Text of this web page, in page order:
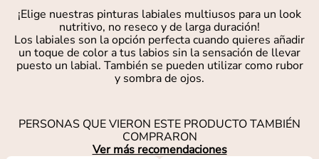
¡Elige nuestras pinturas labiales multiusos para un look
nutritivo, no reseco y de larga duración!
Los labiales son la opción perfecta cuando quieres añadir
un toque de color a tus labios sin la sensación de llevar
puesto un labial. También se pueden utilizar como rubor
y sombra de ojos.
PERSONAS QUE VIERON ESTE PRODUCTO TAMBIÉN
COMPRARON
Ver más recomendaciones